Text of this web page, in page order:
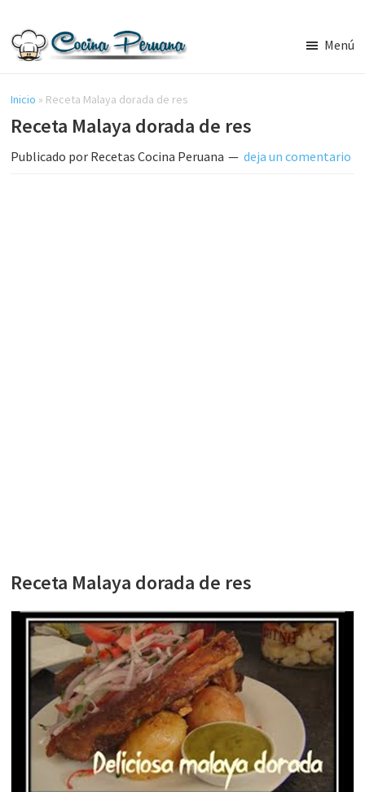
contenido
lateral
principal
Cocina
Peruana,
Recetas
de
Comida
Menú
Inicio » Receta Malaya dorada de res
Receta Malaya dorada de res
Publicado por Recetas Cocina Peruana deja un comentario
Receta Malaya dorada de res